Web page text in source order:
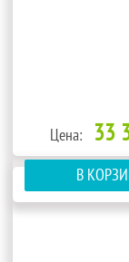
Цена: 33
В